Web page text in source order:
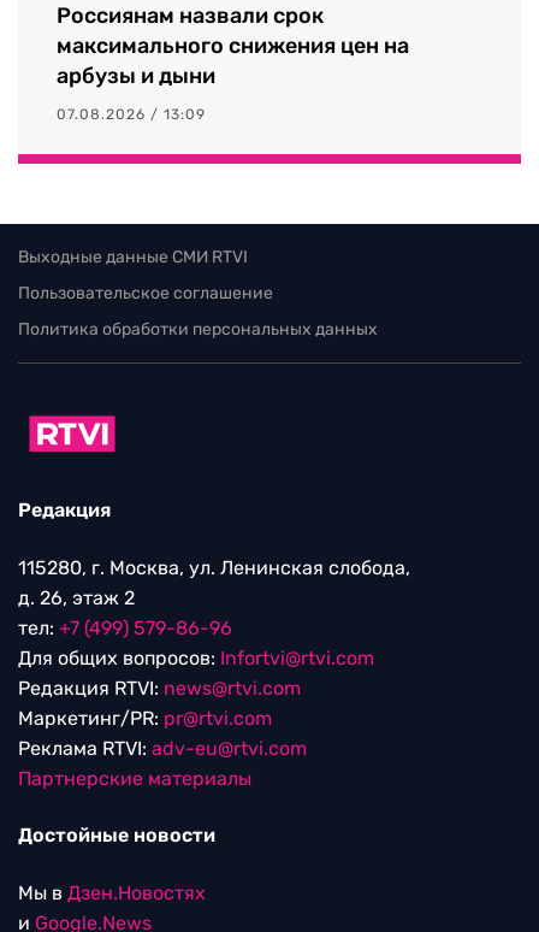
Россиянам назвали срок
максимального снижения цен на
арбузы и дыни
07.08.2026 / 13:09
Выходные данные СМИ RTVI
Пользовательское соглашение
Политика обработки персональных данных
Редакция
115280, г. Москва, ул. Ленинская слобода,
д. 26, этаж 2
тел: +7 (499) 579-86-96
Для общих вопросов: Infortvi@rtvi.com
Редакция RTVI: news@rtvi.com
Маркетинг/PR: pr@rtvi.com
Реклама RTVI: adv-eu@rtvi.com
Партнерские материалы
Достойные новости
Мы в Дзен.Новостях
и Google.News